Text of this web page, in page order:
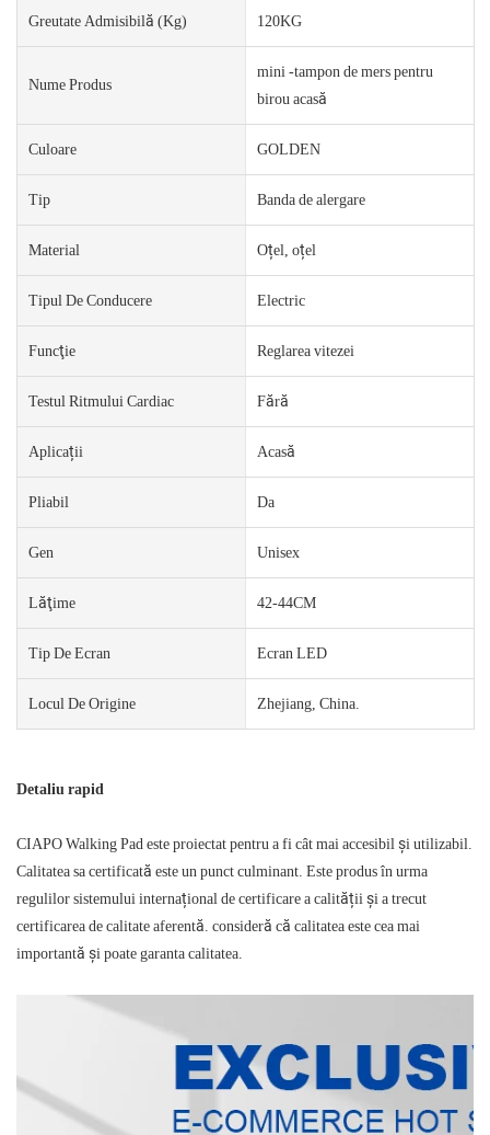
Greutate Admisibilă (kg) 120KG
Nume Produs
mini -tampon de mers pentru
birou acasă
Culoare GOLDEN
Tip Banda de alergare
Material Oțel, oțel
Tipul De Conducere Electric
Funcţie Reglarea vitezei
Testul Ritmului Cardiac Fără
Aplicații Acasă
Pliabil Da
Gen Unisex
Lăţime 42-44CM
Tip De Ecran Ecran LED
Locul De Origine Zhejiang, China.
Detaliu rapid
CIAPO Walking Pad este proiectat pentru a fi cât mai accesibil și utilizabil.
Calitatea sa certificată este un punct culminant. Este produs în urma
regulilor sistemului internațional de certificare a calității și a trecut
certificarea de calitate aferentă. consideră că calitatea este cea mai
importantă și poate garanta calitatea.